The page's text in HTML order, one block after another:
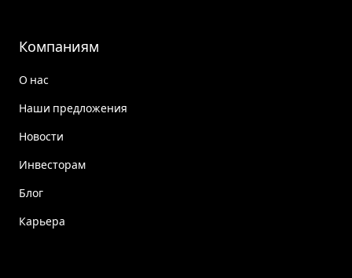
Компаниям
О нас
Наши предложения
Новости
Инвесторам
Блог
Карьера